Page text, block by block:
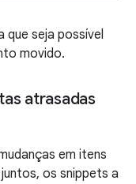
que seja possível
movido.
atrasadas
em itens
os snippets a